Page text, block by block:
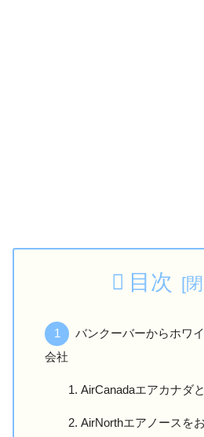
目次
バンクーバーからホワ
会社
AirCanadaエアカナダ
AirNorthエアノースを